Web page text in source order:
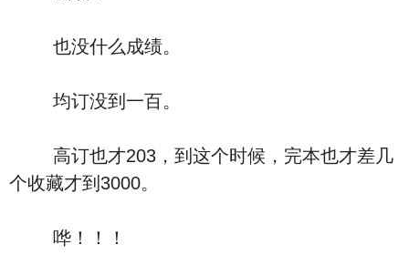
也没什么成绩。
均订没到一百。
高订也才203，到这个时候，完本也才差几
个收藏才到3000。
哗！！！